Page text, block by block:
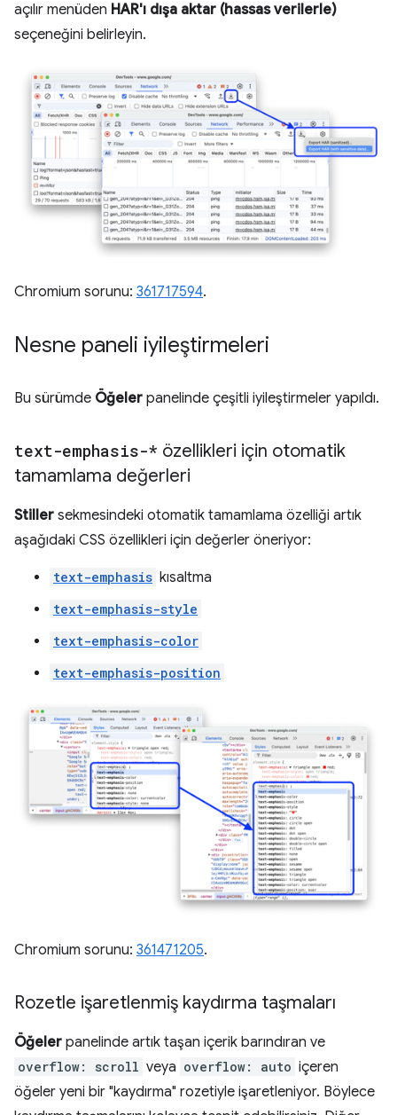
açılır menüden HAR'ı dışa aktar (hassas verilerle)
seçeneğini belirleyin.
Chromium sorunu: 361717594.
Nesne paneli iyileştirmeleri
Bu sürümde Öğeler panelinde çeşitli iyileştirmeler yapıldı.
text-emphasis-* özellikleri için otomatik
tamamlama değerleri
Stiller sekmesindeki otomatik tamamlama özelliği artık
aşağıdaki CSS özellikleri için değerler öneriyor:
text-emphasis kısaltma
text-emphasis-style
text-emphasis-color
text-emphasis-position
Chromium sorunu: 361471205.
Rozetle işaretlenmiş kaydırma taşmaları
Öğeler panelinde artık taşan içerik barındıran ve
overflow: scroll veya overflow: auto içeren
öğeler yeni bir "kaydırma" rozetiyle işaretleniyor. Böylece